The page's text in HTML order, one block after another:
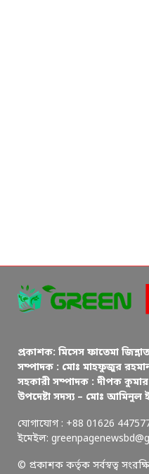
প্রকাশক: মিসেস ফাতেমা জিন্নাত
সম্পাদক : মোঃ মাহফুজুর
সহকারী সম্পাদক : দীপক
উপদেষ্টা সদস্য – মোঃ আমিনুল
যোগাযোগ : +88 01626
ইমেইল:
© প্রকাশক কর্তৃক সর্বস্বত্ব